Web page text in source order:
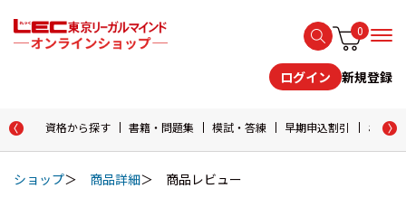
0
ログイン 新規登録
資格から探す 書籍・問題集 模試・答練 早期申込割引 おため
ショップ 商品詳細 商品レビュー